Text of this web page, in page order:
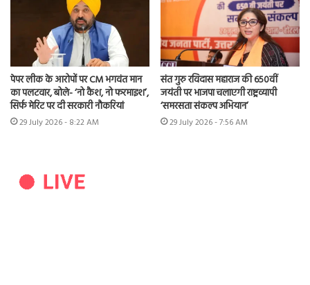
पेपर लीक के आरोपों पर CM भगवंत मान
का पलटवार, बोले- ‘नो कैश, नो फरमाइश’,
सिर्फ मेरिट पर दी सरकारी नौकरियां
29 July 2026 - 8:22 AM
संत गुरु रविदास महाराज की 650वीं
जयंती पर भाजपा चलाएगी राष्ट्रव्यापी
‘समरसता संकल्प अभियान’
29 July 2026 - 7:56 AM